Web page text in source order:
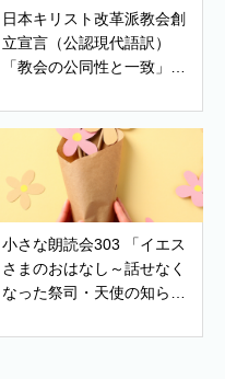
日本キリスト改革派教会創
立宣言（公認現代語訳）
「教会の公同性と一致」
望」
小さな朗読会303 「イエス
さまのおはなし～話せなく
なった祭司・天使の知ら